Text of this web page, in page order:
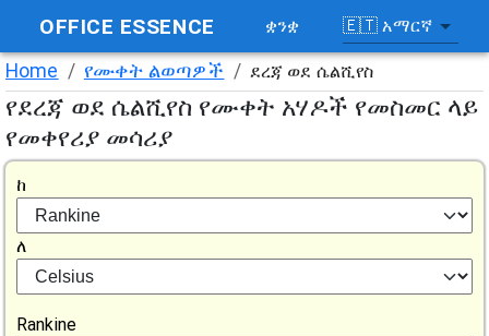
OFFICE ESSENCE ቋንቋ 🇪🇹 አማርኛ
Home / የሙቀት ልወጣዎች / ደረጃ ወደ ሴልሺየስ
የደረጃ ወደ ሴልሺየስ የሙቀት አሃዶች የመስመር ላይ
የመቀየሪያ መሳሪያ
ከ
ለ
Rankine